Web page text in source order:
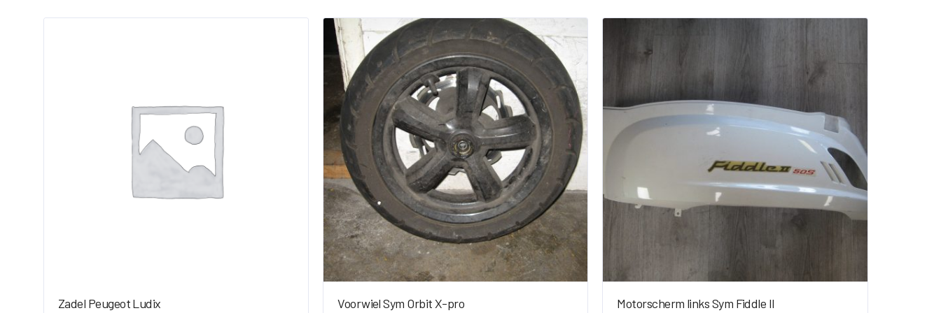
Zadel Peugeot Ludix Voorwiel Sym Orbit X-pro Motorscherm links Sym Fiddle II